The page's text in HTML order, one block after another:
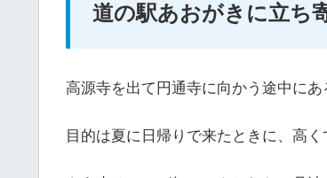
道の駅あおがきに立ち
高源寺を出て円通寺に向かう途中に
目的は夏に日帰りで来たときに、高